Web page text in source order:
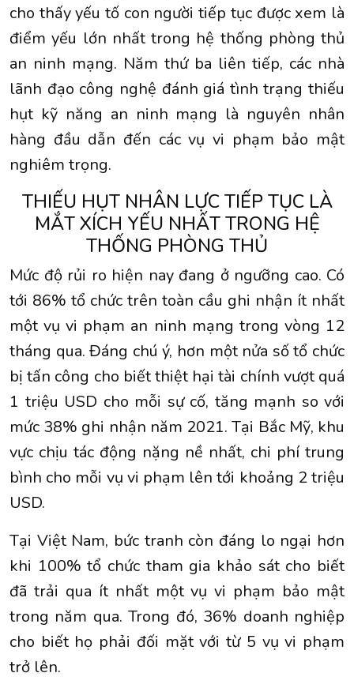
cho thấy yếu tố con người tiếp tục được xem là
điểm yếu lớn nhất trong hệ thống phòng thủ
an ninh mạng. Năm thứ ba liên tiếp, các nhà
lãnh đạo công nghệ đánh giá tình trạng thiếu
hụt kỹ năng an ninh mạng là nguyên nhân
hàng đầu dẫn đến các vụ vi phạm bảo mật
nghiêm trọng.
THIẾU HỤT NHÂN LỰC TIẾP TỤC LÀ
MẮT XÍCH YẾU NHẤT TRONG HỆ
THỐNG PHÒNG THỦ
Mức độ rủi ro hiện nay đang ở ngưỡng cao. Có
tới 86% tổ chức trên toàn cầu ghi nhận ít nhất
một vụ vi phạm an ninh mạng trong vòng 12
tháng qua. Đáng chú ý, hơn một nửa số tổ chức
bị tấn công cho biết thiệt hại tài chính vượt quá
1 triệu USD cho mỗi sự cố, tăng mạnh so với
mức 38% ghi nhận năm 2021. Tại Bắc Mỹ, khu
vực chịu tác động nặng nề nhất, chi phí trung
bình cho mỗi vụ vi phạm lên tới khoảng 2 triệu
USD.
Tại Việt Nam, bức tranh còn đáng lo ngại hơn
khi 100% tổ chức tham gia khảo sát cho biết
đã trải qua ít nhất một vụ vi phạm bảo mật
trong năm qua. Trong đó, 36% doanh nghiệp
cho biết họ phải đối mặt với từ 5 vụ vi phạm
trở lên.